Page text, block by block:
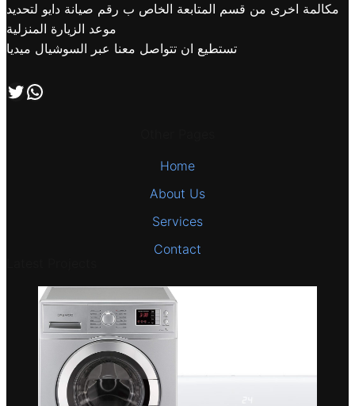
مكالمة اخرى من قسم المتابعة الخاص ب رقم صيانة دايو لتحديد
موعد الزيارة المنزلية
تستطيع ان تتواصل معنا عبر السوشيال ميديا
تابعنا علي صفحة التويتر اتصل بنا علي طريق الوتساب
Home
About Us
Services
Contact